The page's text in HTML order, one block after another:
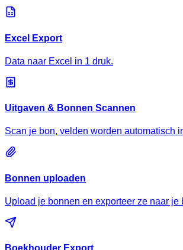
Excel Export
Data naar Excel in 1 druk.
Uitgaven & Bonnen Scannen
Scan je bon, velden worden automatisch
Bonnen uploaden
Upload je bonnen en exporteer ze naar je